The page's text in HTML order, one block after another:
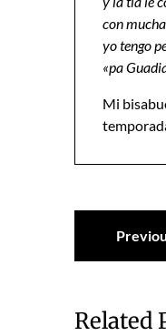
con
yo tengo
«pa
Mi
de
Related